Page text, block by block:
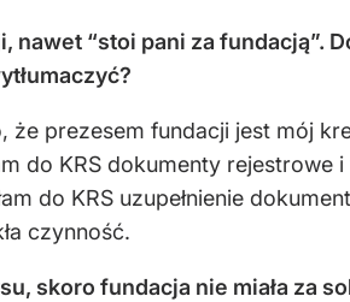
nawet “stoi pani za fundacją”.
prezesem fundacji jest mój
do KRS dokumenty rejestrowe
do KRS uzupełnienie
czynność.
skoro fundacja nie miała za